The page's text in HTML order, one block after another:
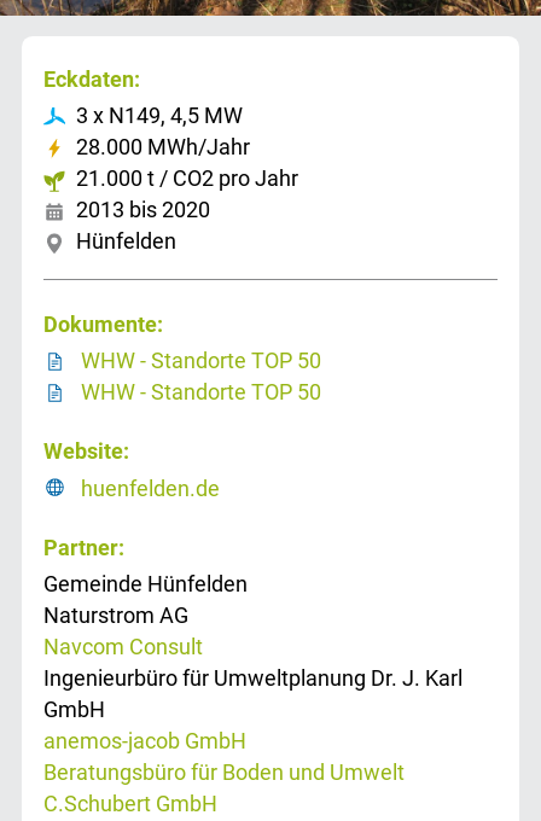
Eckdaten:
3 x N149, 4,5 MW
28.000 MWh/Jahr
21.000 t / CO2 pro Jahr
2013 bis 2020
Hünfelden
Dokumente:
WHW - Standorte TOP 50
WHW - Standorte TOP 50
Website:
huenfelden.de
Partner:
Gemeinde Hünfelden
Naturstrom AG
Navcom Consult
Ingenieurbüro für Umweltplanung Dr. J. Karl
GmbH
anemos-jacob GmbH
Beratungsbüro für Boden und Umwelt
C.Schubert GmbH